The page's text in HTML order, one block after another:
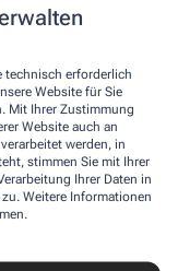
technisch erforderlich
Website für Sie
Mit Ihrer Zustimmung
Website auch an
werden, in
stimmen Sie mit Ihrer
Ihrer Daten in
Weitere Informationen